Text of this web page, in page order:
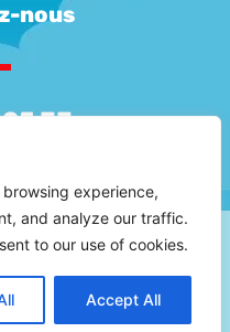
experience,
and analyze our traffic.
to our use of cookies.
Accept All
nous
33
de confidentialité
de vente